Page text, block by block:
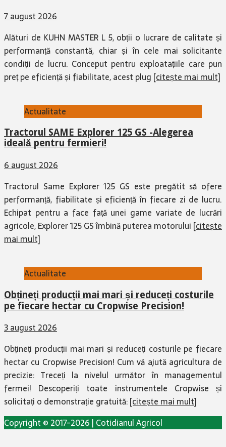
7 august 2026
Alături de KUHN MASTER L 5, obții o lucrare de calitate și
performanță constantă, chiar și în cele mai solicitante
condiții de lucru. Conceput pentru exploatațiile care pun
preț pe eficiență și fiabilitate, acest plug [citește mai mult]
Actualitate
Tractorul SAME Explorer 125 GS -Alegerea
ideală pentru fermieri!
6 august 2026
Tractorul Same Explorer 125 GS este pregătit să ofere
performanță, fiabilitate și eficiență în fiecare zi de lucru.
Echipat pentru a face față unei game variate de lucrări
agricole, Explorer 125 GS îmbină puterea motorului [citește
mai mult]
Actualitate
Obțineți producții mai mari și reduceți costurile
pe fiecare hectar cu Cropwise Precision!
3 august 2026
Obțineți producții mai mari și reduceți costurile pe fiecare
hectar cu Cropwise Precision! Cum vă ajută agricultura de
precizie: Treceți la nivelul următor în managementul
fermei! Descoperiți toate instrumentele Cropwise și
solicitați o demonstrație gratuită:[citește mai mult]
Copyright © 2017-2026 | Cotidianul Agricol